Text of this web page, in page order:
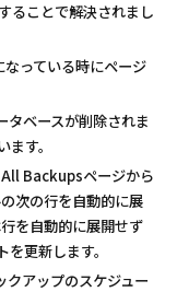
ることで解決されまし
っている時にページ
ベースが削除されま
す。
Backupsページから
次の行を自動的に展
を自動的に展開せず
更新します。
アップのスケジュー